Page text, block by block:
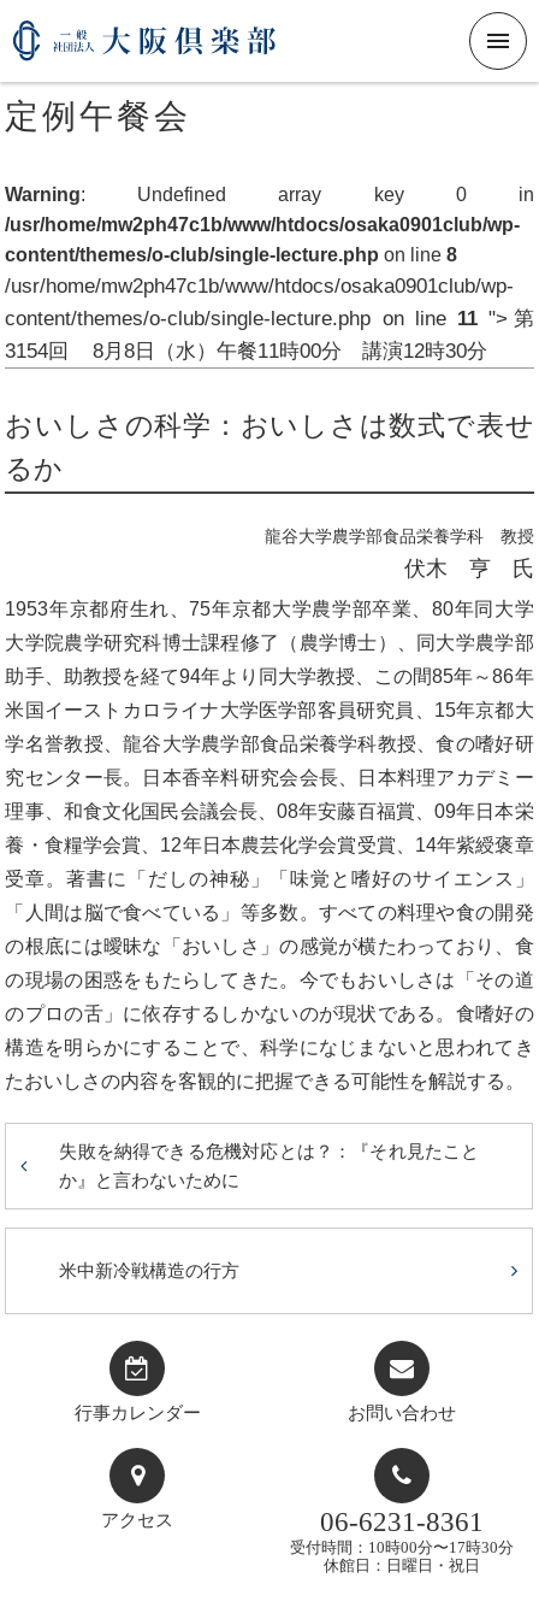
メニ
定例午餐会
Warning: Undefined array key 0 in
/usr/home/mw2ph47c1b/www/htdocs/osaka0901club/wp-
content/themes/o-club/single-lecture.php on line8
/usr/home/mw2ph47c1b/www/htdocs/osaka0901club/wp-
content/themes/o-club/single-lecture.php on line 11 "> 第
3154回
8月8日（水）午餐11時00分 講演12時30分
おいしさの科学：おいしさは数式で表せ
るか
龍谷大学農学部食品栄養学科 教授
伏木 亨 氏
1953年京都府生れ、75年京都大学農学部卒業、80年同大学
大学院農学研究科博士課程修了（農学博士）、同大学農学部
助手、助教授を経て94年より同大学教授、この間85年～86年
米国イーストカロライナ大学医学部客員研究員、15年京都大
学名誉教授、龍谷大学農学部食品栄養学科教授、食の嗜好研
究センター長。日本香辛料研究会会長、日本料理アカデミー
理事、和食文化国民会議会長、08年安藤百福賞、09年日本栄
養・食糧学会賞、12年日本農芸化学会賞受賞、14年紫綬褒章
受章。著書に「だしの神秘」「味覚と嗜好のサイエンス」
「人間は脳で食べている」等多数。すべての料理や食の開発
の根底には曖昧な「おいしさ」の感覚が横たわっており、食
の現場の困惑をもたらしてきた。今でもおいしさは「その道
のプロの舌」に依存するしかないのが現状である。食嗜好の
構造を明らかにすることで、科学になじまないと思われてき
たおいしさの内容を客観的に把握できる可能性を解説する。
失敗を納得できる危機対応とは？：『それ見たこと
か』と言わないために
米中新冷戦構造の行方
行事カレンダー お問い合わせ
アクセス 06-6231-8361
受付時間：10時00分〜17時30分
休館日：日曜日・祝日